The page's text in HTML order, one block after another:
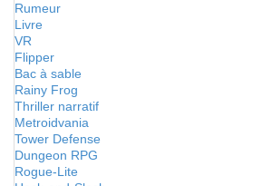
Rumeur
Livre
VR
Flipper
Bac à sable
Rainy Frog
Thriller narratif
Metroidvania
Tower Defense
Dungeon RPG
Rogue-Lite